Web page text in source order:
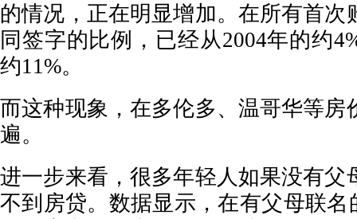
的情况，正在明显增加。在所有首次
同签字的比例，已经从2004年的约
约11%。
而这种现象，在多伦多、温哥华等房
遍。
进一步来看，很多年轻人如果没有父
不到房贷。数据显示，在有父母联名